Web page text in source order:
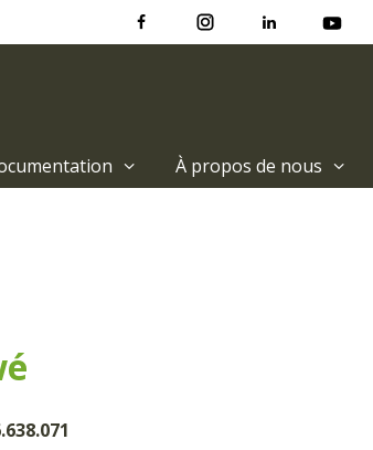
À propos de nous